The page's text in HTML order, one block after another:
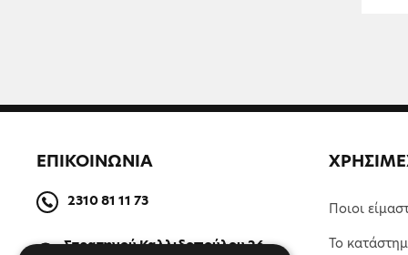
ΕΠΙΚΟΙΝΩΝΙΑ
2310 81 11 73
Στρατηγού Καλλιδοπούλου 26,
Ποιοι
Το